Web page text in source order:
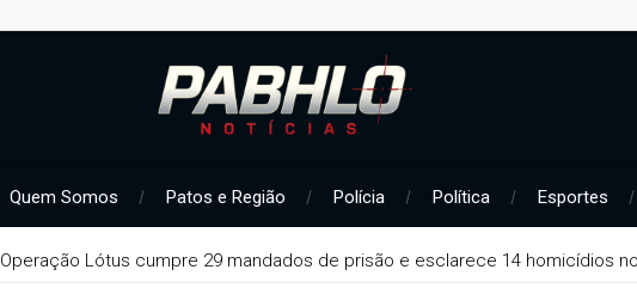
Quem Somos Patos e Região Polícia Política Esportes
Operação Lótus cumpre 29 mandados de prisão e esclarece 14 homicídios